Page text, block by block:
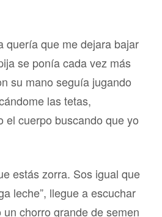
quería que me dejara bajar
se ponía cada vez más
su mano seguía jugando
las tetas,
el cuerpo buscando que yo
estás zorra. Sos igual que
leche”, llegue a escuchar
chorro grande de semen